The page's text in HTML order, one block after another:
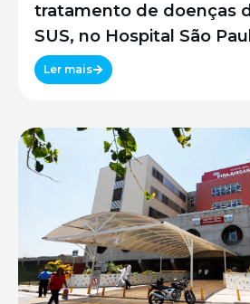
tratamento de doenças
SUS, no Hospital São
UNIFESP
Ler mais